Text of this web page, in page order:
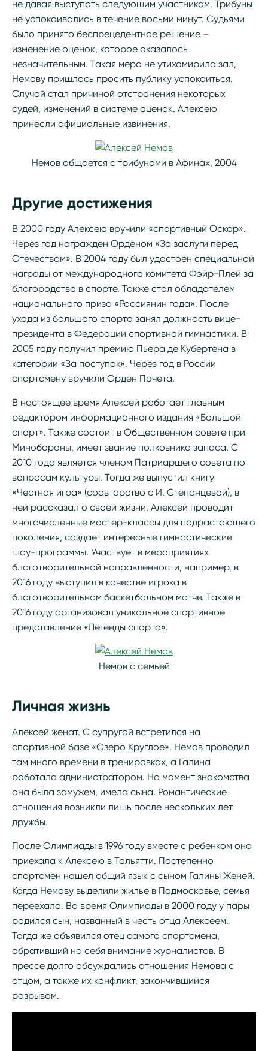
не давая выступать следующим участникам. Трибуны
не успокаивались в течение восьми минут. Судьями
было принято беспрецедентное решение –
изменение оценок, которое оказалось
незначительным. Такая мера не утихомирила зал,
Немову пришлось просить публику успокоиться.
Случай стал причиной отстранения некоторых
судей, изменений в системе оценок. Алексею
принесли официальные извинения.
Немов общается с трибунами в Афинах, 2004
Другие достижения
В 2000 году Алексею вручили «спортивный Оскар».
Через год награжден Орденом «За заслуги перед
Отечеством». В 2004 году был удостоен специальной
награды от международного комитета Фэйр-Плей за
благородство в спорте. Также стал обладателем
национального приза «Россиянин года». После
ухода из большого спорта занял должность вице-
президента в Федерации спортивной гимнастики. В
2005 году получил премию Пьера де Кубертена в
категории «За поступок». Через год в России
спортсмену вручили Орден Почета.
В настоящее время Алексей работает главным
редактором информационного издания «Большой
спорт». Также состоит в Общественном совете при
Минобороны, имеет звание полковника запаса. С
2010 года является членом Патриаршего совета по
вопросам культуры. Тогда же выпустил книгу
«Честная игра» (соавторство с И. Степанцевой), в
ней рассказал о своей жизни. Алексей проводит
многочисленные мастер-классы для подрастающего
поколения, создает интересные гимнастические
шоу-программы. Участвует в мероприятиях
благотворительной направленности, например, в
2016 году выступил в качестве игрока в
благотворительном баскетбольном матче. Также в
2016 году организовал уникальное спортивное
представление «Легенды спорта».
Немов с семьей
Личная жизнь
Алексей женат. С супругой встретился на
спортивной базе «Озеро Круглое». Немов проводил
там много времени в тренировках, а Галина
работала администратором. На момент знакомства
она была замужем, имела сына. Романтические
отношения возникли лишь после нескольких лет
дружбы.
После Олимпиады в 1996 году вместе с ребенком она
приехала к Алексею в Тольятти. Постепенно
спортсмен нашел общий язык с сыном Галины Женей.
Когда Немову выделили жилье в Подмосковье, семья
переехала. Во время Олимпиады в 2000 году у пары
родился сын, названный в честь отца Алексеем.
Тогда же объявился отец самого спортсмена,
обративший на себя внимание журналистов. В
прессе долго обсуждались отношения Немова с
отцом, а также их конфликт, закончившийся
разрывом.